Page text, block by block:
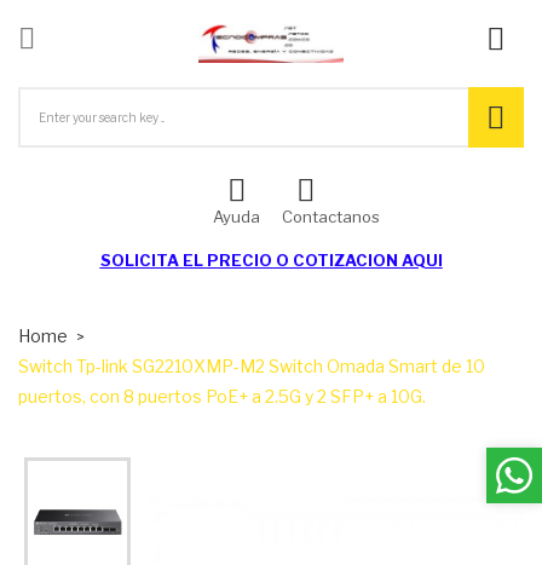

Ayuda Contactanos
SOLICITA EL PRECIO O COTIZACION AQUI
Home
Switch Tp-link SG2210XMP-M2 Switch Omada Smart de 10
puertos, con 8 puertos PoE+ a 2.5G y 2 SFP+ a 10G.